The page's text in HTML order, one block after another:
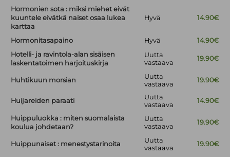
Hormonien sota : miksi miehet eivät
kuuntele eivätkä naiset osaa lukea
karttaa
Hyvä 14.90€
Hormonitasapaino Hyvä
14.90€
Hotelli- ja ravintola-alan sisäisen
laskentatoimen harjoituskirja
Uutta
vastaava
19.90€
Huhtikuun morsian
Uutta
vastaava
19.90€
Huijareiden paraati
Uutta
vastaava
14.90€
Huippuluokka : miten suomalaista
koulua johdetaan?
Uutta
vastaava
19.90€
Huippunaiset : menestystarinoita
Uutta
vastaava
19.90€